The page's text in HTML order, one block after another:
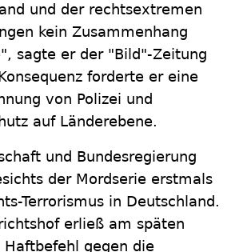
und der rechtsextremen
kein Zusammenhang
sagte er der "Bild"-Zeitung
forderte er eine
von Polizei und
auf Länderebene.
und Bundesregierung
der Mordserie erstmals
Terrorismus in Deutschland.
erließ am späten
Haftbefehl gegen die